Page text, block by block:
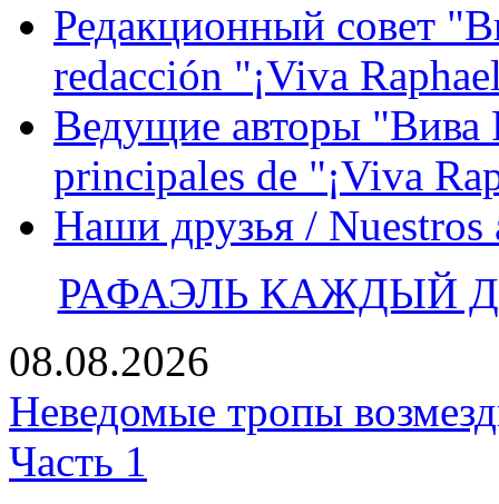
Редакционный совет
redacción "¡Viva
Ведущие авторы "Вива
principales de "¡Viva
Наши друзья / Nuestros
РАФАЭЛЬ КАЖДЫЙ
08.08.2026
Неведомые тропы
Часть 1